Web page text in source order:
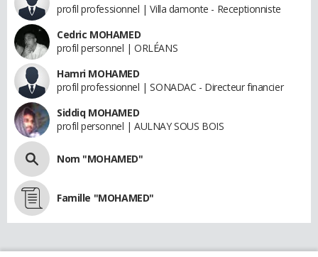
profil professionnel | Villa damonte - Receptionniste
Cedric MOHAMED
profil personnel | ORLÉANS
Hamri MOHAMED
profil professionnel | SONADAC - Directeur financier
Siddiq MOHAMED
profil personnel | AULNAY SOUS BOIS
Nom "MOHAMED"
Famille "MOHAMED"